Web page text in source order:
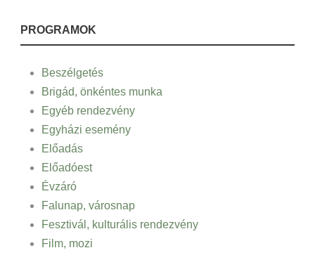
PROGRAMOK
Beszélgetés
Brigád, önkéntes munka
Egyéb rendezvény
Egyházi esemény
Előadás
Előadóest
Évzáró
Falunap, városnap
Fesztivál, kulturális rendezvény
Film, mozi